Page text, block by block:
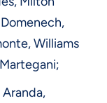
Williams
Aranda,